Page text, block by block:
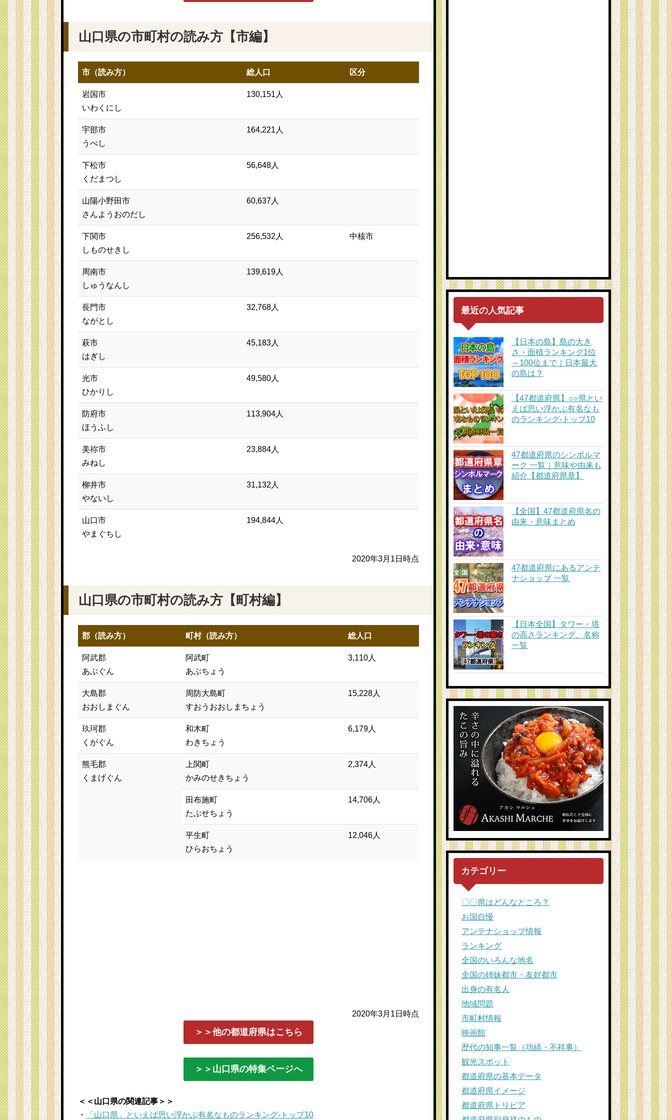
山口県の市町村の読み方【市編】
市（読み方） 総人口 区分
岩国市
いわくにし
130,151人
宇部市
うべし
164,221人
下松市
くだまつし
56,648人
山陽小野田市
さんようおのだし
60,637人
下関市
しものせきし
256,532人 中核市
周南市
しゅうなんし
139,619人
長門市
ながとし
32,768人
萩市
はぎし
45,183人
光市
ひかりし
49,580人
防府市
ほうふし
113,904人
美祢市
みねし
23,884人
柳井市
やないし
31,132人
山口市
やまぐちし
194,844人
2020年3月1日時点
山口県の市町村の読み方【町村編】
郡（読み方） 町村（読み方） 総人口
阿武郡
あぶぐん
阿武町
あぶちょう
3,110人
大島郡
おおしまぐん
周防大島町
すおうおおしまちょう
15,228人
玖珂郡
くがぐん
和木町
わきちょう
6,179人
熊毛郡
くまげぐん
上関町
かみのせきちょう
2,374人
田布施町
たぶせちょう
14,706人
平生町
ひらおちょう
12,046人
2020年3月1日時点
＞＞他の都道府県はこちら
＞＞山口県の特集ページへ
＜＜山口県の関連記事＞＞
・
「山口県」といえば思い浮かぶ有名なものランキング-トップ10
最近の人気記事
【日本の島】島の大き
さ・面積ランキング1位
～100位まで｜日本最大
の島は？
【47都道府県】○○県とい
えば思い浮かぶ有名なも
のランキング-トップ10
47都道府県のシンボルマ
ーク 一覧｜意味や由来も
紹介【都道府県章】
【全国】47都道府県名の
由来・意味まとめ
47都道府県にあるアンテ
ナショップ 一覧
【日本全国】タワー・塔
の高さランキング、名称
一覧
カテゴリー
〇〇県はどんなところ？
お国自慢
アンテナショップ情報
ランキング
全国のいろんな地名
全国の姉妹都市・友好都市
出身の有名人
地域問題
市町村情報
映画館
歴代の知事一覧（功績・不祥事）
観光スポット
都道府県の基本データ
都道府県イメージ
都道府県トリビア